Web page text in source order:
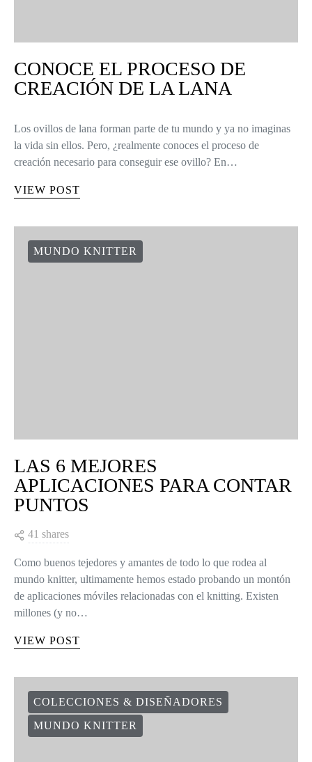
CONOCE EL PROCESO DE
CREACIÓN DE LA LANA
Los ovillos de lana forman parte de tu mundo y ya no imaginas
la vida sin ellos. Pero, ¿realmente conoces el proceso de
creación necesario para conseguir ese ovillo? En…
VIEW POST
MUNDO KNITTER
LAS 6 MEJORES
APLICACIONES PARA CONTAR
PUNTOS
41 shares
Como buenos tejedores y amantes de todo lo que rodea al
mundo knitter, ultimamente hemos estado probando un montón
de aplicaciones móviles relacionadas con el knitting. Existen
millones (y no…
VIEW POST
COLECCIONES & DISEÑADORES
MUNDO KNITTER